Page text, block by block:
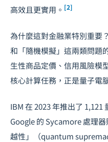
高效且更實用。 [2]
為什麼這對金融業特別重要
和「隨機模擬」這兩類問題
生性商品定價、信用風險
核心計算任務，正是量子電
IBM 在 2023 年推出了 1,121
Google 的 Sycamore 處理
越性」（quantum